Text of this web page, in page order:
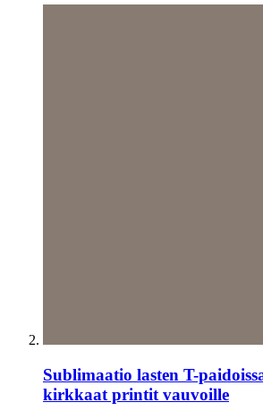
Sublimaatio lasten T-
kirkkaat printit vauvoille